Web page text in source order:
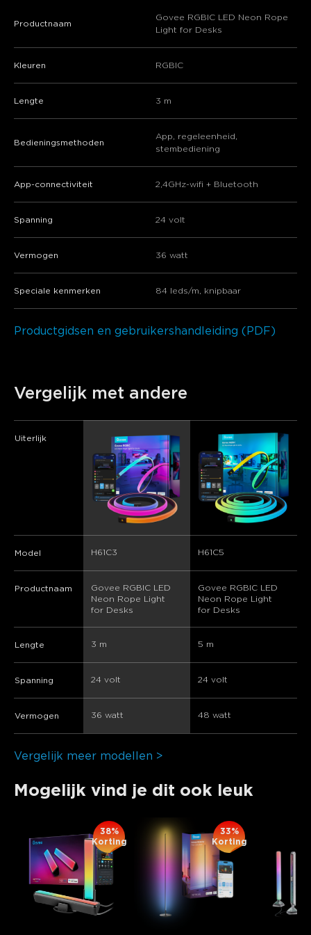
Productnaam
Govee RGBIC LED Neon Rope
Light for Desks
Kleuren RGBIC
Lengte 3 m
Bedieningsmethoden
App, regeleenheid,
stembediening
App-connectiviteit 2,4GHz-wifi + Bluetooth
Spanning 24 volt
Vermogen 36 watt
Speciale kenmerken 84 leds/m, knipbaar
Productgidsen en gebruikershandleiding (PDF)
Vergelijk met andere
Uiterlijk
Model H61C3 H61C5
Productnaam
Govee RGBIC LED
Neon Rope Light
for Desks
Govee RGBIC LED
Neon Rope Light
for Desks
Lengte 3 m 5 m
Spanning 24 volt 24 volt
Vermogen 36 watt 48 watt
Vergelijk meer modellen >
Mogelijk vind je dit ook leuk
38%
Korting
33%
Korting